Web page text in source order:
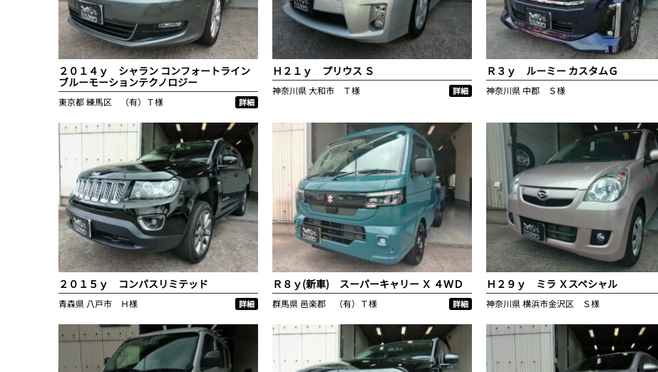
２０１４ｙ シャラン コンフォートライン
ブルーモーションテクノロジー
東京都練馬区 （有）Ｔ様 詳細
Ｈ２１ｙ プリウス Ｓ
神奈川県大和市 Ｔ様 詳細
Ｒ３ｙ ルーミー カスタムＧ
神奈川県 中郡 Ｓ様
２０１５ｙ コンパスリミテッド
青森県 八戸市 Ｈ様 詳細
Ｒ８ｙ(新車) スーパーキャリー Ｘ ４ＷＤ
群馬県 邑楽郡 （有）Ｔ様 詳細
Ｈ２９ｙ ミラ Ｘスペシャル
神奈川県横浜市金沢区 Ｓ様